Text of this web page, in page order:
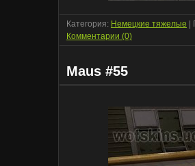
Категория: Немецкие тяжелые
Комментарии (0)
Maus #55